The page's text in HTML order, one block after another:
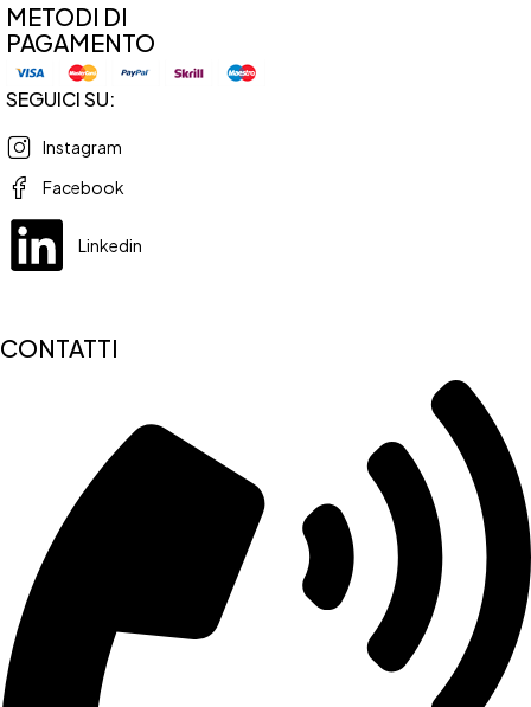
METODI DI
PAGAMENTO
SEGUICI SU:
Instagram
Facebook
Linkedin
CONTATTI